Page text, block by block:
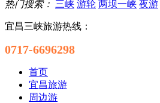
热门搜索： 三峡 游轮 两坝一峡 夜游
宜昌三峡旅游热线：
0717-6696298
首页
宜昌旅游
周边游